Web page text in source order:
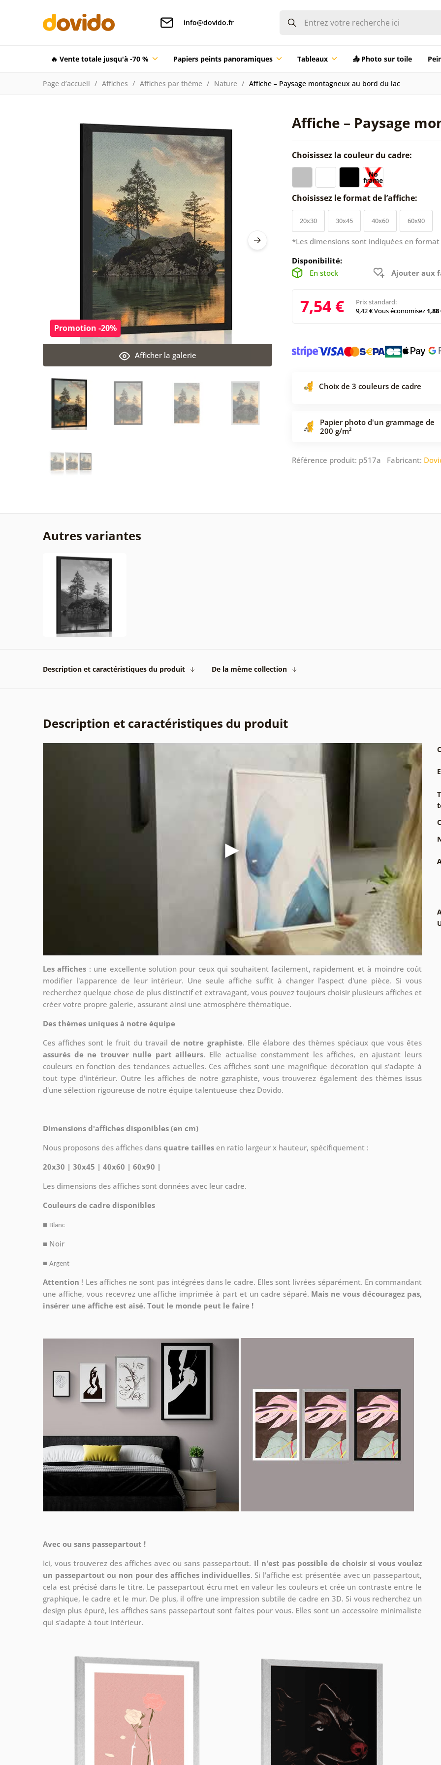
info@dovido.fr
🔥 Vente totale jusqu'à -70 % Papiers peints panoramiques Tableaux 📤 Photo sur toile
Page d’accueil Affiches Affiches par thème Nature Affiche – Paysage montagneux au bord du lac
Affiche – Paysage
Afficher la galerie
Promotion -20%
Choisissez la couleur du cadre:
Choisissez le format de l’affiche:
20x30 30x45 40x60 60x90
*Les dimensions sont indiquées en
Disponibilité:
En stock
Ajouter aux
7,54 €
Prix standard:
9,42 €Vous économisez 1,88
Choix de 3 couleurs de cadre
Papier photo d'un grammage de
200 g/m²
Référence produit: p517a Fabricant:
Autres variantes
Description et caractéristiques du produit De la même collection
Description et caractéristiques du produit
Les affiches : une excellente solution pour ceux qui souhaitent facilement, rapidement et à moindre coût
modifier l'apparence de leur intérieur. Une seule affiche suffit à changer l'aspect d'une pièce. Si vous
recherchez quelque chose de plus distinctif et extravagant, vous pouvez toujours choisir plusieurs affiches et
créer votre propre galerie, assurant ainsi une atmosphère thématique.
Des thèmes uniques à notre équipe
Ces affiches sont le fruit du travail de notre graphiste. Elle élabore des thèmes spéciaux que vous êtes
assurés de ne trouver nulle part ailleurs. Elle actualise constamment les affiches, en ajustant leurs
couleurs en fonction des tendances actuelles. Ces affiches sont une magnifique décoration qui s'adapte à
tout type d'intérieur. Outre les affiches de notre gzraphiste, vous trouverez également des thèmes issus
d'une sélection rigoureuse de notre équipe talentueuse chez Dovido.
Dimensions d'affiches disponibles (en cm)
Nous proposons des affiches dans quatre tailles en ratio largeur x hauteur, spécifiquement :
20x30 | 30x45 | 40x60 | 60x90 |
Les dimensions des affiches sont données avec leur cadre.
Couleurs de cadre disponibles
■ Blanc
■ Noir
■ Argent
Attention ! Les affiches ne sont pas intégrées dans le cadre. Elles sont livrées séparément. En commandant
une affiche, vous recevrez une affiche imprimée à part et un cadre séparé. Mais ne vous découragez pas,
insérer une affiche est aisé. Tout le monde peut le faire !
Avec ou sans passepartout !
Ici, vous trouverez des affiches avec ou sans passepartout. Il n'est pas possible de choisir si vous voulez
un passepartout ou non pour des affiches individuelles. Si l'affiche est présentée avec un passepartout,
cela est précisé dans le titre. Le passepartout écru met en valeur les couleurs et crée un contraste entre le
graphique, le cadre et le mur. De plus, il offre une impression subtile de cadre en 3D. Si vous recherchez un
design plus épuré, les affiches sans passepartout sont faites pour vous. Elles sont un accessoire minimaliste
qui s'adapte à tout intérieur.